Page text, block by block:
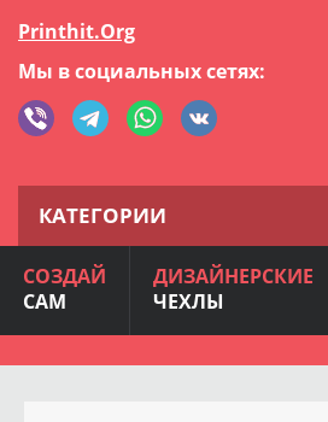
Printhit.Org
Мы в социальных сетях:
КАТЕГОРИИ
СОЗДАЙ
САМ
ДИЗАЙНЕРСКИЕ
ЧЕХЛЫ